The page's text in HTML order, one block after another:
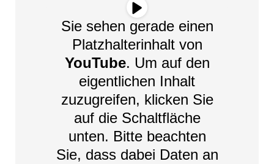
Sie sehen gerade einen
Platzhalterinhalt von
YouTube. Um auf den
eigentlichen Inhalt
zuzugreifen, klicken Sie
auf die Schaltfläche
unten. Bitte beachten
Sie, dass dabei Daten an